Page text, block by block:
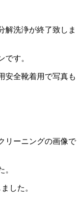
解洗浄が終了致しま
です。
安全靴着用で写真も
リーニングの画像で
。
した。